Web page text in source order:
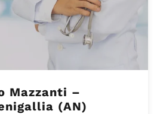
Mazzanti –
(AN)